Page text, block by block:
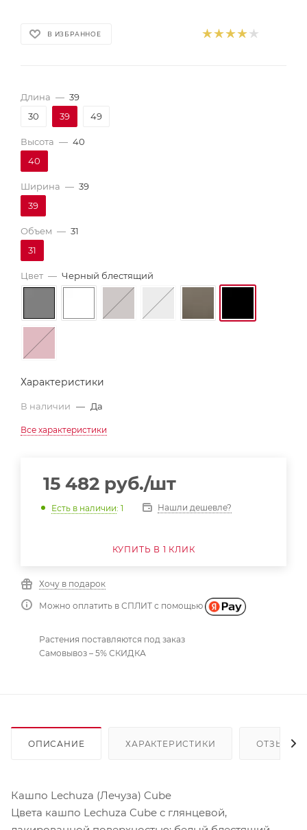
В ИЗБРАННОЕ
Длина — 39
30
39 49
Высота — 40
40
Ширина — 39
39
Объем — 31
31
Цвет — Черный блестящий
Характеристики
В наличии — Да
Все характеристики
15 482 руб./шт
Есть в наличии: 1 Нашли дешевле?
КУПИТЬ В 1 КЛИК
Хочу в подарок
Можно оплатить в СПЛИТ с помощью
Растения поставляются под заказ
Самовывоз – 5% СКИДКА
ОПИСАНИЕ ХАРАКТЕРИСТИКИ ОТЗЫВЫ
Кашпо Lechuza (Лечуза) Cube
Цвета кашпо Lechuza Cube с глянцевой,